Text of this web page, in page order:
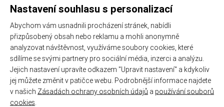
NH 90 helicopter Book P-51D Mustang Book
Nastavení souhlasu s personalizací
Abychom vám usnadnili procházení stránek, nabídli
přizpůsobený obsah nebo reklamu a mohli anonymně
analyzovat návštěvnost, využíváme soubory cookies, které
sdílíme se svými partnery pro sociální média, inzerci a analýzu.
Jejich nastavení upravíte odkazem "Upravit nastavení" a kdykoliv
jej můžete změnit v patičce webu. Podrobnější informace najdete
v našich Zásadách ochrany osobních údajů a používání souborů
cookies